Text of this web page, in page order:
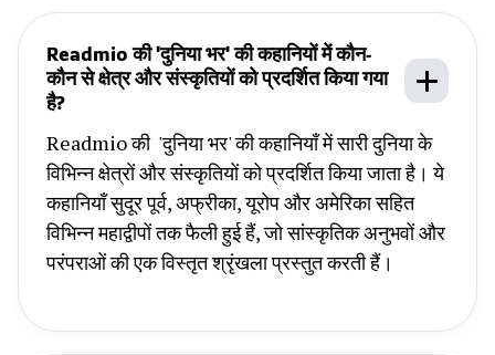
Readmio की 'दुनिया भर' की कहानियों में कौन-
कौन से क्षेत्र और संस्कृतियों को प्रदर्शित किया गया
है?
Readmio की 'दुनिया भर' की कहानियाँ में सारी दुनिया के
विभिन्न क्षेत्रों और संस्कृतियों को प्रदर्शित किया जाता है। ये
कहानियाँ सुदूर पूर्व, अफ्रीका, यूरोप और अमेरिका सहित
विभिन्न महाद्वीपों तक फैली हुई हैं, जो सांस्कृतिक अनुभवों और
परंपराओं की एक विस्तृत श्रृंखला प्रस्तुत करती हैं।